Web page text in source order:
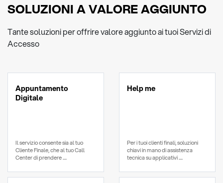
SOLUZIONI A VALORE AGGIUNTO
Tante soluzioni per offrire valore aggiunto ai tuoi Servizi di
Accesso
Appuntamento
Digitale
Il servizio consente sia al tuo
Cliente Finale, che al tuo Call
Center di prendere ....
Help me
Per i tuoi clienti finali, soluzioni
chiavi in mano di assistenza
tecnica su applicativi ....